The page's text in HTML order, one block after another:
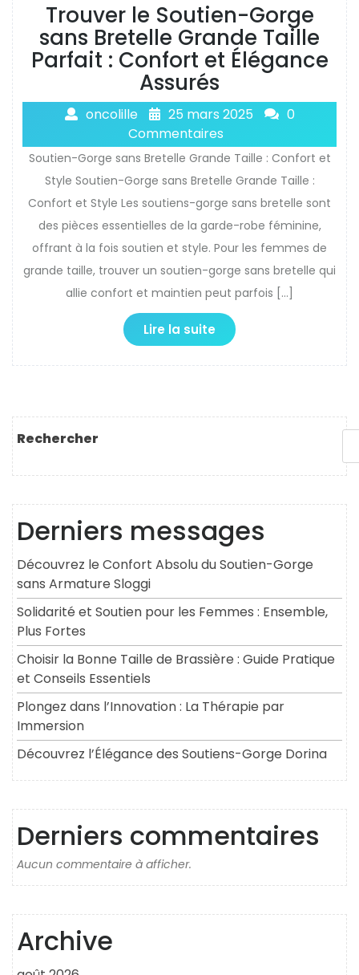
Trouver le Soutien-Gorge
sans Bretelle Grande Taille
Parfait : Confort et Élégance
Assurés
oncolille 25 mars 2025
0
Commentaires
Soutien-Gorge sans Bretelle Grande Taille : Confort et
Style Soutien-Gorge sans Bretelle Grande Taille :
Confort et Style Les soutiens-gorge sans bretelle sont
des pièces essentielles de la garde-robe féminine,
offrant à la fois soutien et style. Pour les femmes de
grande taille, trouver un soutien-gorge sans bretelle qui
allie confort et maintien peut parfois […]
Lire la suite
Rechercher
Derniers messages
Découvrez le Confort Absolu du Soutien-Gorge
sans Armature Sloggi
Solidarité et Soutien pour les Femmes : Ensemble,
Plus Fortes
Choisir la Bonne Taille de Brassière : Guide Pratique
et Conseils Essentiels
Plongez dans l’Innovation : La Thérapie par
Immersion
Découvrez l’Élégance des Soutiens-Gorge Dorina
Derniers commentaires
Aucun commentaire à afficher.
Archive